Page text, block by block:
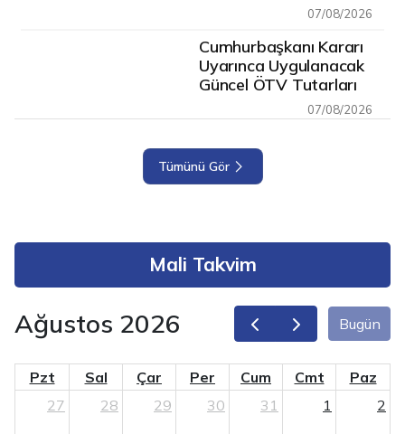
Gönderilmiştir.
07/08/2026
Cumhurbaşkanı Kararı
Uyarınca Uygulanacak
Güncel ÖTV Tutarları
07/08/2026
Tümünü Gör
Mali Takvim
Ağustos 2026 Bugün
Pzt Sal Çar Per Cum Cmt
Paz
27
28 29 30 31 1 2